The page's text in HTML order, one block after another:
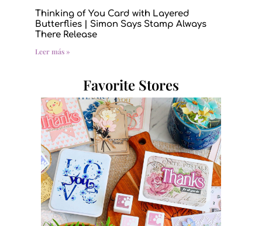
Thinking of You Card with Layered
Butterflies | Simon Says Stamp Always
There Release
Leer más »
Favorite Stores